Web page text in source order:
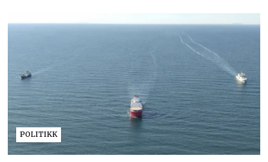
POLITIKK